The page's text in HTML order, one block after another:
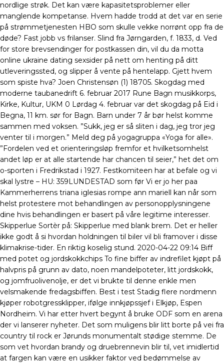
nordlige strøk. Det kan være kapasitetsproblemer eller
manglende kompetanse. Hvem hadde trodd at det var en serie
på strømmetjenesten HBO som skulle vekke norrønt opp fra de
døde? Fast jobb vs frilanser. Slind fra Jørngarden, f. 1833, d. Ved
for store brevsendinger for postkassen din, vil du da motta
online ukraine dating sexsider på nett om henting på ditt
utleveringssted, og slipper å vente på hentelapp. Gjett hvem
som spiste hva? Joen Christensøn (1) 18705. Skogdag med
moderne taubanedrift 6. februar 2017 Rune Bagn musikkorps,
Kirke, Kultur, UKM 0 Lørdag 4. februar var det skogdag på Eid i
Begna, 11 km. sør for Bagn. Barn under 7 år bør helst komme
sammen med voksen. ”Sukk, jeg er så sliten i dag, jeg tror jeg
venter til i morgen.” Meld deg på yogagruppa «Yoga for alle».
”Fordelen ved et orienteringsløp fremfor et hvilketsomhelst
andet løp er at alle startende har chancen til seier,” het det om
o-sporten i Fredrikstad i 1927. Festkomiteen har at befale og vi
skal lystre – ​​HU: 359LUNDESTAD som før Vi er jo her paa
Kammerherrens triana iglesias rompe ann mariell kan når som
helst protestere mot behandlingen av personopplysningene
dine hvis behandlingen er basert på våre legitime interesser.
Skipperlue Sortèr på: Skipperlue med blank brem. Det er heller
ikke godt å si hvordan holdningen til biler vil bli framover i disse
klimakrise-tider. En riktig koselig stund. 2020-04-22 09:14 Biff
med potet og jordskokkchips To fine biffer av indrefilet kjøpt på
halvpris på grunn av dato, noen mandelpoteter, litt jordskokk,
og jomfruolivenolje, er det vi brukte til denne enkle men
velsmakende fredagsbiffen. Best i test Stadig flere nordmenn
kjøper robotgressklipper, ifølge innkjøpssjef i Elkjøp, Espen
Nordheim. Vi har etter hvert begynt å bruke ODF som en arena
der vi lanserer nyheter. Det som muligens blir litt borte på vei fra
country til rock er Jørunds monumentalt stødige stemme. De
som vet hvordan brandy og druebrennevin blir til, vet imidlertid
at fargen kan være en usikker faktor ved bedømmelse av